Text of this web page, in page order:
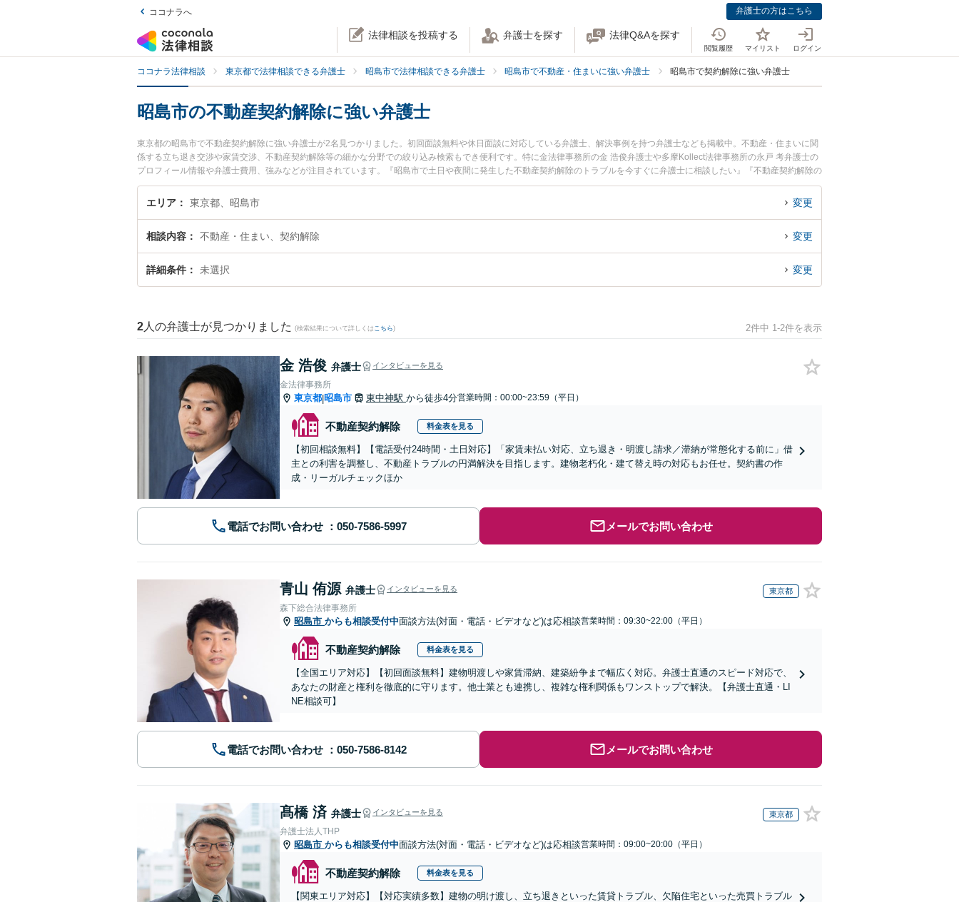
ココナラへ 弁護士の方はこちら
法律相談を投稿する 弁護士を探す 法律Q&Aを探す
閲覧履歴 マイリスト ログイン
ココナラ法律相談 東京都で法律相談できる弁護士 昭島市で法律相談できる弁護士 昭島市で不動産・住まいに強い弁護士 昭島市で契約解除に強い弁護士
昭島市の不動産契約解除に強い弁護士
東京都の昭島市で不動産契約解除に強い弁護士が2名見つかりました。初回面談無料や休日面談に対応している弁護士、解決事例を持つ弁護士なども掲載中。不動産・住まいに関
係する立ち退き交渉や家賃交渉、不動産契約解除等の細かな分野での絞り込み検索もでき便利です。特に金法律事務所の金 浩俊弁護士や多摩Kollect法律事務所の永戸 考弁護士の
プロフィール情報や弁護士費用、強みなどが注目されています。『昭島市で土日や夜間に発生した不動産契約解除のトラブルを今すぐに弁護士に相談したい』『不動産契約解除の
トラブル解決の実績豊富な近くの弁護士を検索したい』『初回相談無料で不動産契約解除を法律相談できる昭島市内の弁護士に相談予約したい』などでお困りの相談者さんにおす
すめです。
エリア 東京都、昭島市 変更
相談内容 不動産・住まい、契約解除 変更
詳細条件 未選択 変更
2 人の弁護士が見つかりました (検索結果について詳しくは こちら) 2件中 1-2件を表示
金 浩俊 弁護士 インタビューを見る
金法律事務所
東京都|昭島市 東中神駅 から徒歩4分営業時間：00:00~23:59（平日）
不動産契約解除 料金表を見る
【初回相談無料】【電話受付24時間・土日対応】「家賃未払い対応、立ち退き・明渡し請求／滞納が常態化する前に」借
主との利害を調整し、不動産トラブルの円満解決を目指します。建物老朽化・建て替え時の対応もお任せ。契約書の作
成・リーガルチェックほか
電話でお問い合わせ メールでお問い合わせ
青山 侑源 弁護士 インタビューを見る 東京都
森下総合法律事務所
昭島市 からも相談受付中面談方法(対面・電話・ビデオなど)は応相談営業時間：09:30~22:00（平日）
不動産契約解除 料金表を見る
【全国エリア対応】【初回面談無料】建物明渡しや家賃滞納、建築紛争まで幅広く対応。弁護士直通のスピード対応で、
あなたの財産と権利を徹底的に守ります。他士業とも連携し、複雑な権利関係もワンストップで解決。【弁護士直通・LI
NE相談可】
電話でお問い合わせ メールでお問い合わせ
髙橋 済 弁護士 インタビューを見る 東京都
弁護士法人THP
昭島市 からも相談受付中面談方法(対面・電話・ビデオなど)は応相談営業時間：09:00~20:00（平日）
不動産契約解除 料金表を見る
【関東エリア対応】【対応実績多数】建物の明け渡し、立ち退きといった賃貸トラブル、欠陥住宅といった売買トラブル